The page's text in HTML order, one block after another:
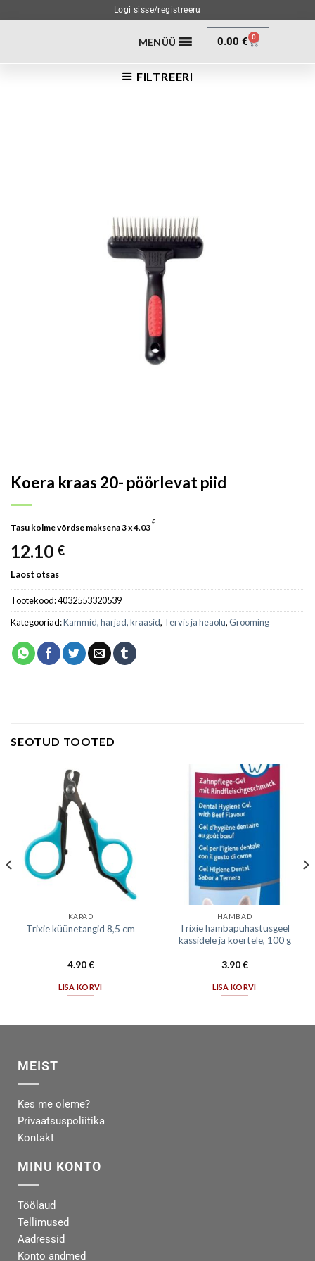
Logi sisse/registreeru
MENÜÜ 0.00€ 0
FILTREERI
Koera kraas 20- pöörlevat piid
Tasu kolme võrdse maksena 3 x4.03
€
12.10 €
Laost otsas
Tootekood:4032553320539
Kategooriad:Kammid, harjad, kraasid, Tervis ja heaolu,Grooming
SEOTUD TOOTED
KÄPAD
Trixie küünetangid 8,5 cm
4.90€
LISA KORVI
HAMBAD
Trixie hambapuhastusgeel
kassidele ja koertele, 100 g
3.90€
LISA KORVI
MEIST
Kes me oleme?
Privaatsuspoliitika
Kontakt
MINU KONTO
Töölaud
Tellimused
Aadressid
Konto andmed